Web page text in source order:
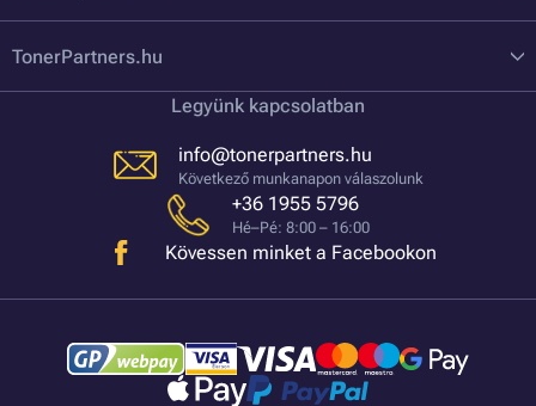
TonerPartners.hu
Legyünk kapcsolatban
info@tonerpartners.hu
Következő munkanapon válaszolunk
+36 1955 5796
Hé–Pé: 8:00 – 16:00
Kövessen minket a Facebookon